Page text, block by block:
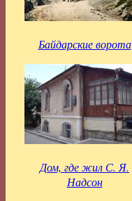
Байдарские ворота
Дом, где жил С. Я.
Надсон